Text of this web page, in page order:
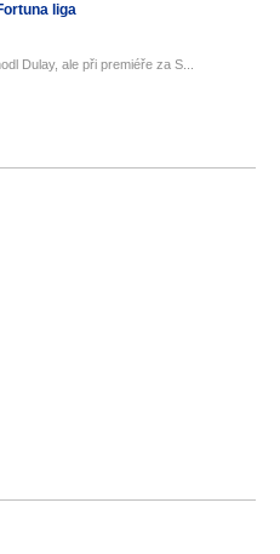
liga
Dulay, ale při premiéře za S...